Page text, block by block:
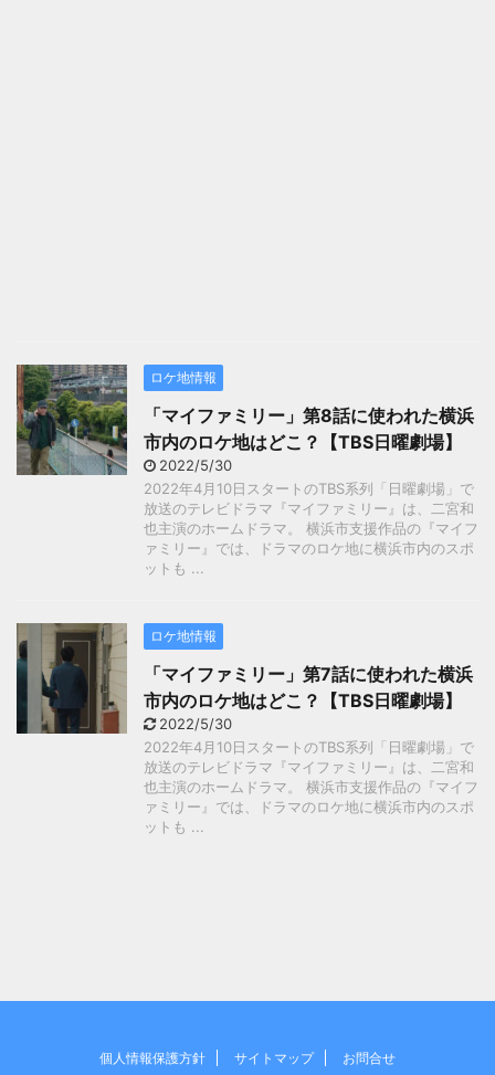
ロケ地情報
「マイファミリー」第8話に使われた横浜
市内のロケ地はどこ？【TBS日曜劇場】
2022/5/30
2022年4月10日スタートのTBS系列「日曜劇場」で
放送のテレビドラマ『マイファミリー』は、二宮和
也主演のホームドラマ。 横浜市支援作品の『マイフ
ァミリー』では、ドラマのロケ地に横浜市内のスポ
ットも ...
ロケ地情報
「マイファミリー」第7話に使われた横浜
市内のロケ地はどこ？【TBS日曜劇場】
2022/5/30
2022年4月10日スタートのTBS系列「日曜劇場」で
放送のテレビドラマ『マイファミリー』は、二宮和
也主演のホームドラマ。 横浜市支援作品の『マイフ
ァミリー』では、ドラマのロケ地に横浜市内のスポ
ットも ...
個人情報保護方針 サイトマップ お問合せ